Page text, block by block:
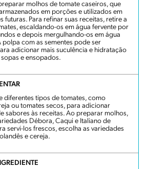
molhos de tomate caseiros, que
em porções e utilizados em
futuras. Para refinar suas receitas, retire a
escaldando-os em água fervente por
e depois mergulhando-os em água
polpa com as sementes pode ser
adicionar mais suculência e hidratação
e ensopados.
diferentes tipos de tomates, como
ou tomates secos, para adicionar
sabores às receitas. Ao preparar molhos,
Débora, Caqui e Italiano de
servi-los frescos, escolha as variedades
e cereja.